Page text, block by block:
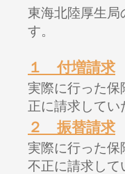
東海北陸厚生局
す。
１ 付増請求
実際に行った保
正に請求してい
２ 振替請求
実際に行った保
不正に請求して